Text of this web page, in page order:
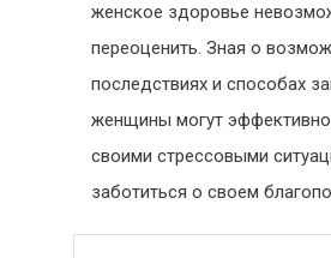
женское здоровье
переоценить. Зная о
последствиях и способах
женщины могут эффективно
своими стрессовыми
заботиться о своем